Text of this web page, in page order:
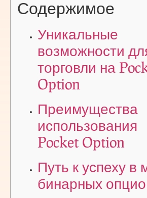
Содержимое
Уникальные
возможности
торговли на
Option
Преимущества
использования
Pocket Option
Путь к успеху в
бинарных